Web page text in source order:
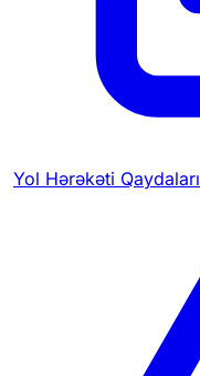
Yol Hərəkəti Qaydaları